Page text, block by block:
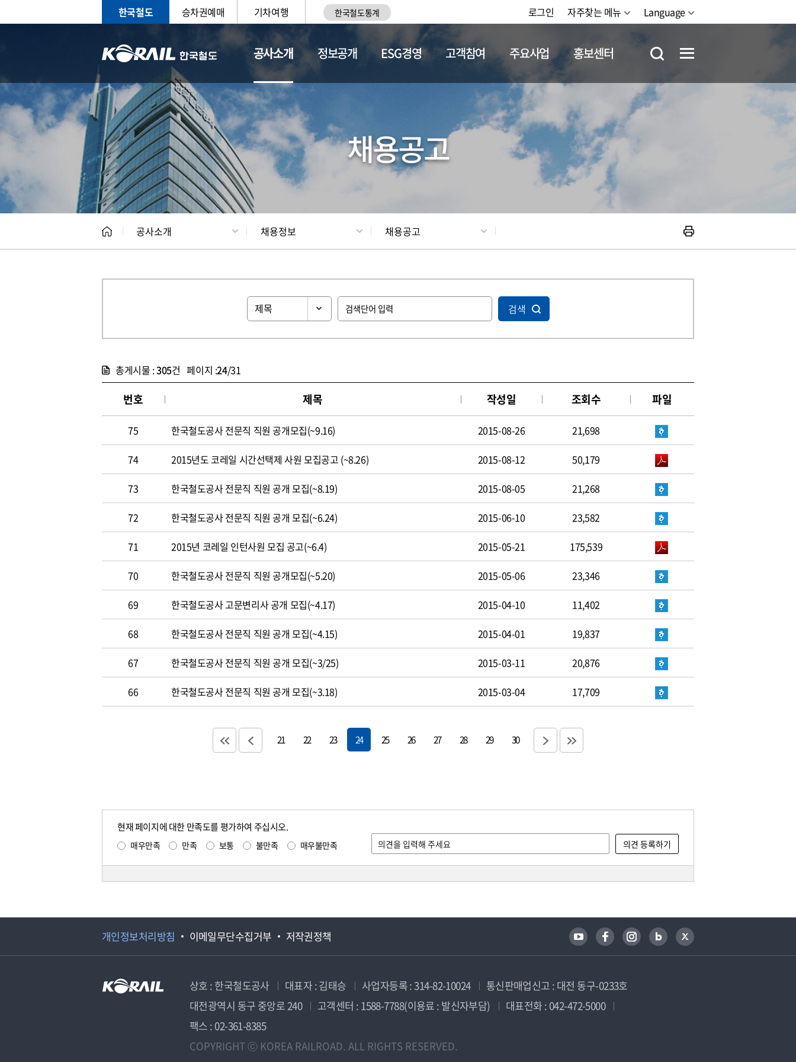
한국철도 승차권예매 기차여행 한국철도통계 로그인 자주찾는 메뉴 Language
공사소개
CEO 일반현황 채용정보
정보공개 ESG경영 고객참여 주요사업 홍보센터
채용공고
공사소개 채용정보 채용공고
검색
총게시물 :305건 페이지 :24/31
번호 제목 작성일 조회수 파일
75 한국철도공사 전문직 직원 공개모집(~9.16) 2015-08-26 21,698
74 2015년도 코레일 시간선택제 사원 모집공고 (~8.26) 2015-08-12 50,179
73 한국철도공사 전문직 직원 공개 모집(~8.19) 2015-08-05 21,268
72 한국철도공사 전문직 직원 공개 모집(~6.24) 2015-06-10 23,582
71 2015년 코레일 인턴사원 모집 공고(~6.4) 2015-05-21 175,539
70 한국철도공사 전문직 직원 공개모집(~5.20) 2015-05-06 23,346
69 한국철도공사 고문변리사 공개 모집(~4.17) 2015-04-10 11,402
68 한국철도공사 전문직 직원 공개 모집(~4.15) 2015-04-01 19,837
67 한국철도공사 전문직 직원 공개 모집(~3/25) 2015-03-11 20,876
66 한국철도공사 전문직 직원 공개 모집(~3.18) 2015-03-04 17,709
21 22 23 24 25 26 27 28 29 30
현재 페이지에 대한 만족도를 평가하여 주십시오.
매우만족 만족 보통 불만족 매우불만족
개인정보처리방침 이메일무단수집거부 저작권정책
상호 : 한국철도공사 대표자 : 김태승 사업자등록 : 314-82-10024
통신판매업신고 : 대전 동구-0233호
대전광역시 동구 중앙로 240
고객센터 : 1588-7788(이용료 : 발신자부담)
대표전화 : 042-472-5000
팩스 : 02-361-8385
COPYRIGHT ⓒ KOREA RAILROAD. ALL RIGHTS RESERVED.